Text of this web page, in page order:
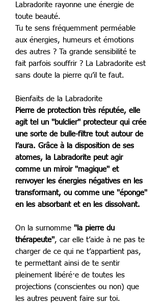
Labradorite rayonne une énergie de
toute beauté.
Tu te sens fréquemment perméable
aux énergies, humeurs et émotions
des autres ? Ta grande sensibilité te
fait parfois souffrir ? La Labradorite est
sans doute la pierre qu’il te faut.
Bienfaits de la Labradorite
Pierre de protection très réputée, elle
agit tel un ''bulclier'' protecteur qui crée
une sorte de bulle-filtre tout autour de
l’aura. Grâce à la disposition de ses
atomes, la Labradorite peut agir
comme un miroir ''magique'' et
renvoyer les énergies négatives en les
transformant, ou comme une ''éponge''
en les absorbant et en les dissolvant.
On la surnomme ''la pierre du
thérapeute'', car elle t’aide à ne pas te
charger de ce qui ne t’appartient pas,
te permettant ainsi de te sentir
pleinement libéré·e de toutes les
projections (conscientes ou non) que
les autres peuvent faire sur toi.